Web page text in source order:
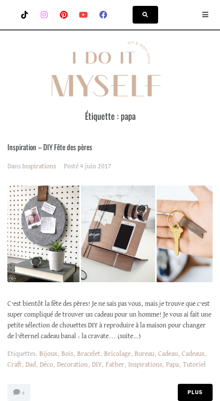
Étiquette : papa
Inspiration – DIY Fête des pères
Dans Inspirations Posté 4 juin 2017
C'est bientôt la fête des pères! Je ne sais pas vous, mais je trouve que c'est
super compliqué de trouver un cadeau pour un homme! Je vous ai fait une
petite sélection de chouettes DIY à reproduire à la maison pour changer
de l'éternel cadeau banal : la cravate... (suite…)
Etiquettes: Bijoux, Bois, Bracelet, Bricolage, Bureau, Cadeau, Cadeaux,
Craft, Dad , Déco, Decoration , DIY, Father, Inspirations, Papa, Tutoriel
6 PLUS